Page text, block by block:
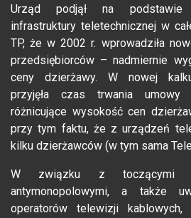
Urząd podjął na podstawie
infrastruktury teletechnicznej w
TP, że w 2002 r. wprowadziła
przedsiębiorców – nadmiernie
ceny dzierżawy. W nowej
przyjęła czas trwania
różnicujące wysokość cen
przy tym faktu, że z urządzeń
kilku dzierżawców (w tym sama
W związku z toczącymi
antymonopolowymi, a także
operatorów telewizji kablowych,